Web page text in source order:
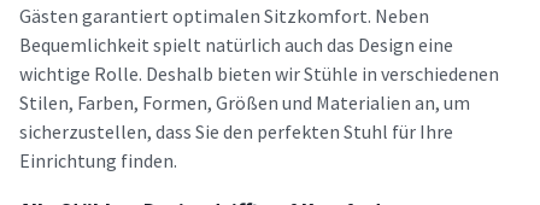
Gästen garantiert optimalen Sitzkomfort. Neben
Bequemlichkeit spielt natürlich auch das Design eine
wichtige Rolle. Deshalb bieten wir Stühle in verschiedenen
Stilen, Farben, Formen, Größen und Materialien an, um
sicherzustellen, dass Sie den perfekten Stuhl für Ihre
Einrichtung finden.